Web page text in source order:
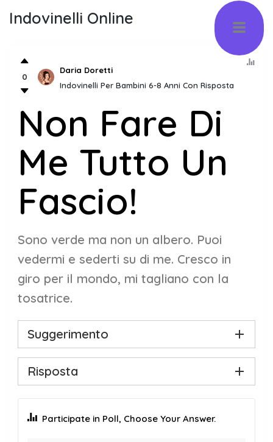
Indovinelli Online
0
Daria Doretti
Indovinelli Per Bambini 6-8 Anni Con Risposta
Non Fare Di
Me Tutto Un
Fascio!
Sono verde ma non un albero. Puoi
vedermi e sederti su di me. Cresco in
giro per il mondo, mi tagliano con la
tosatrice.
Suggerimento
Risposta
Participate in Poll, Choose Your Answer.